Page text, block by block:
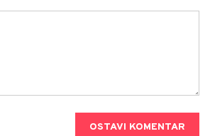
OSTAVI KOMENTAR